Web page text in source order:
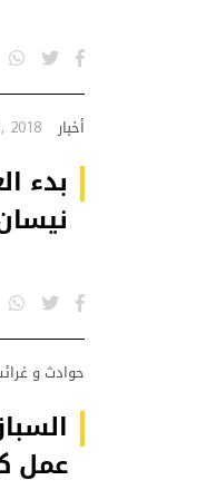
أخبار 2018
بدء
حوادث و
عمل